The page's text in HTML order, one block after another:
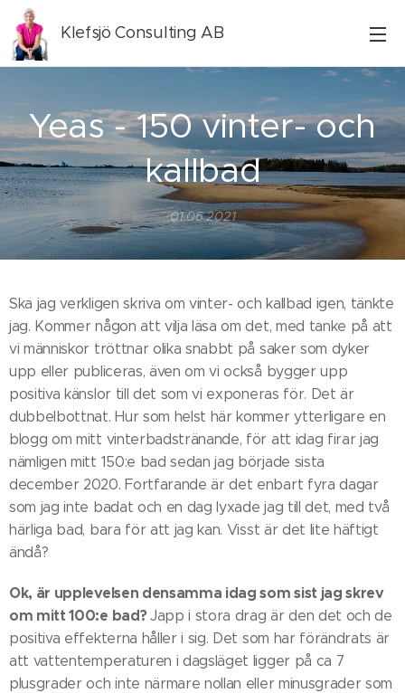
Klefsjö Consulting AB
Yeas - 150 vinter- och
kallbad
01.06.2021
Ska jag verkligen skriva om vinter- och kallbad igen, tänkte
jag. Kommer någon att vilja läsa om det, med tanke på att
vi människor tröttnar olika snabbt på saker som dyker
upp eller publiceras, även om vi också bygger upp
positiva känslor till det som vi exponeras för. Det är
dubbelbottnat. Hur som helst här kommer ytterligare en
blogg om mitt vinterbadstränande, för att idag firar jag
nämligen mitt 150:e bad sedan jag började sista
december 2020. Fortfarande är det enbart fyra dagar
som jag inte badat och en dag lyxade jag till det, med två
härliga bad, bara för att jag kan. Visst är det lite häftigt
ändå?
Ok, är upplevelsen densamma idag som sist jag skrev
om mitt 100:e bad?Japp i stora drag är den det och de
positiva effekterna håller i sig. Det som har förändrats är
att vattentemperaturen i dagsläget ligger på ca 7
plusgrader och inte närmare nollan eller minusgrader som